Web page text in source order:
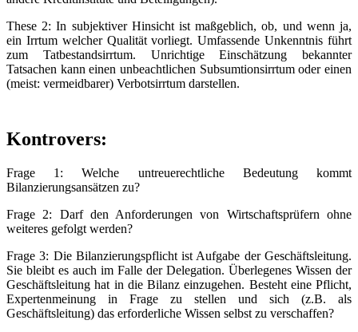
These 2: In subjektiver Hinsicht ist maßgeblich, ob, und wenn ja,
ein Irrtum welcher Qualität vorliegt. Umfassende Unkenntnis führt
zum Tatbestandsirrtum. Unrichtige Einschätzung bekannter
Tatsachen kann einen unbeachtlichen Subsumtionsirrtum oder einen
(meist: vermeidbarer) Verbotsirrtum darstellen.
Kontrovers:
Frage 1: Welche untreuerechtliche Bedeutung kommt
Bilanzierungsansätzen zu?
Frage 2: Darf den Anforderungen von Wirtschaftsprüfern ohne
weiteres gefolgt werden?
Frage 3: Die Bilanzierungspflicht ist Aufgabe der Geschäftsleitung.
Sie bleibt es auch im Falle der Delegation. Überlegenes Wissen der
Geschäftsleitung hat in die Bilanz einzugehen. Besteht eine Pflicht,
Expertenmeinung in Frage zu stellen und sich (z.B. als
Geschäftsleitung) das erforderliche Wissen selbst zu verschaffen?